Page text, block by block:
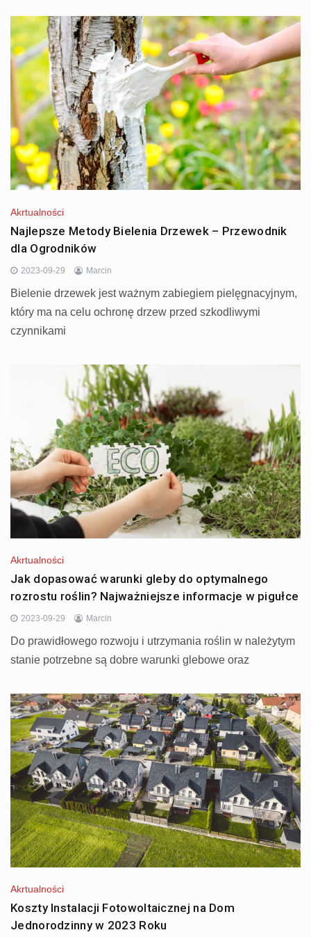
Akrtualności
Najlepsze Metody Bielenia Drzewek – Przewodnik
dla Ogrodników
2023-09-29 Marcin
Bielenie drzewek jest ważnym zabiegiem pielęgnacyjnym,
który ma na celu ochronę drzew przed szkodliwymi
czynnikami
Akrtualności
Jak dopasować warunki gleby do optymalnego
rozrostu roślin? Najważniejsze informacje w pigułce
2023-09-29 Marcin
Do prawidłowego rozwoju i utrzymania roślin w należytym
stanie potrzebne są dobre warunki glebowe oraz
Akrtualności
Koszty Instalacji Fotowoltaicznej na Dom
Jednorodzinny w 2023 Roku